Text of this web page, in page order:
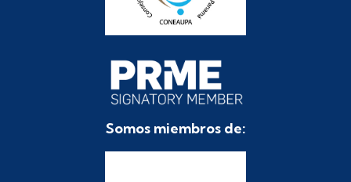
Somos miembros de: